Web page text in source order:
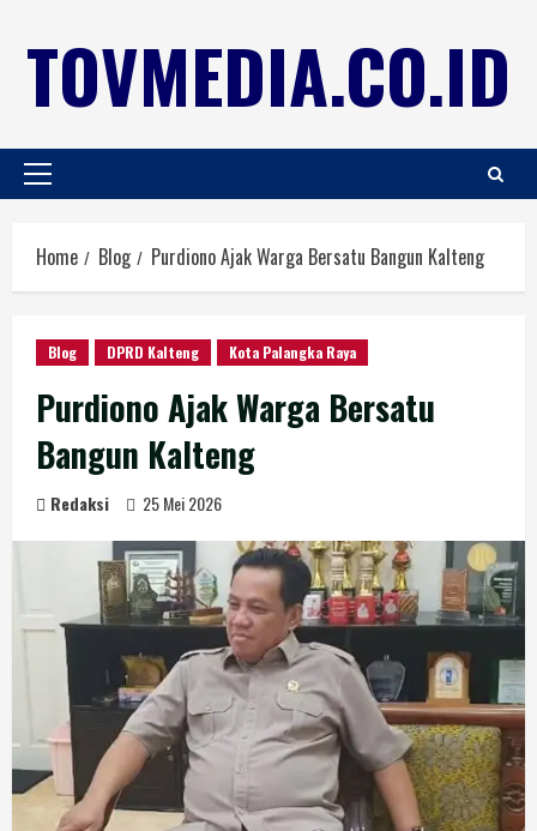
TOVMEDIA.CO.ID
Home Blog Purdiono Ajak Warga Bersatu Bangun Kalteng
Blog DPRD Kalteng Kota Palangka Raya
Purdiono Ajak Warga Bersatu
Bangun Kalteng
Redaksi 25 Mei 2026